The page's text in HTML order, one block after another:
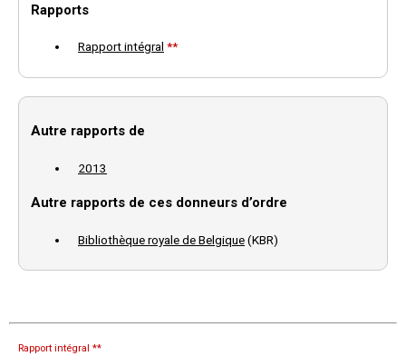
Rapports
Rapport intégral **
Autre rapports de
2013
Autre rapports de ces donneurs d’ordre
Bibliothèque royale de Belgique(KBR)
Rapport intégral **